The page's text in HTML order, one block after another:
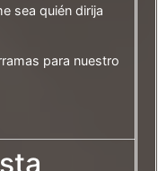
sea quién dirija
para nuestro